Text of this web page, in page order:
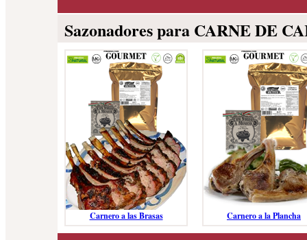
Sazonadores para CARNE DE
Carnero a las Brasas Carnero a la Plancha